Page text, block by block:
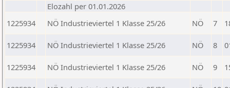
Elozahl per 01.01.2026
1225934
NÖ Industrieviertel 1 Klasse 25/26 NÖ 7
1225934 NÖ Industrieviertel 1 Klasse 25/26 NÖ 8
1225934 NÖ Industrieviertel 1 Klasse 25/26 NÖ 9